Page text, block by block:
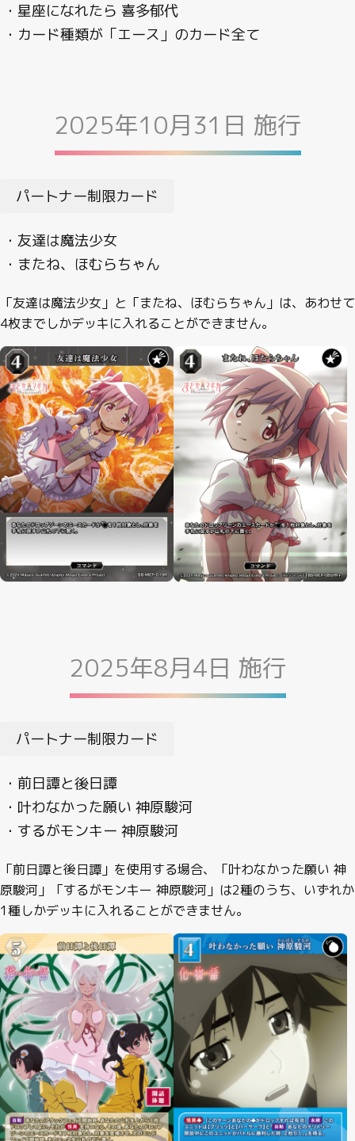
・星座になれたら 喜多郁代
・カード種類が「エース」のカード全て
2025年10月31日 施行
パートナー制限カード
・友達は魔法少女
・またね、ほむらちゃん
「友達は魔法少女」と「またね、ほむらちゃん」は、あわせて
4枚までしかデッキに入れることができません。
2025年8月4日 施行
パートナー制限カード
・前日譚と後日譚
・叶わなかった願い 神原駿河
・するがモンキー 神原駿河
「前日譚と後日譚」を使用する場合、「叶わなかった願い 神
原駿河」「するがモンキー 神原駿河」は2種のうち、いずれか
1種しかデッキに入れることができません。